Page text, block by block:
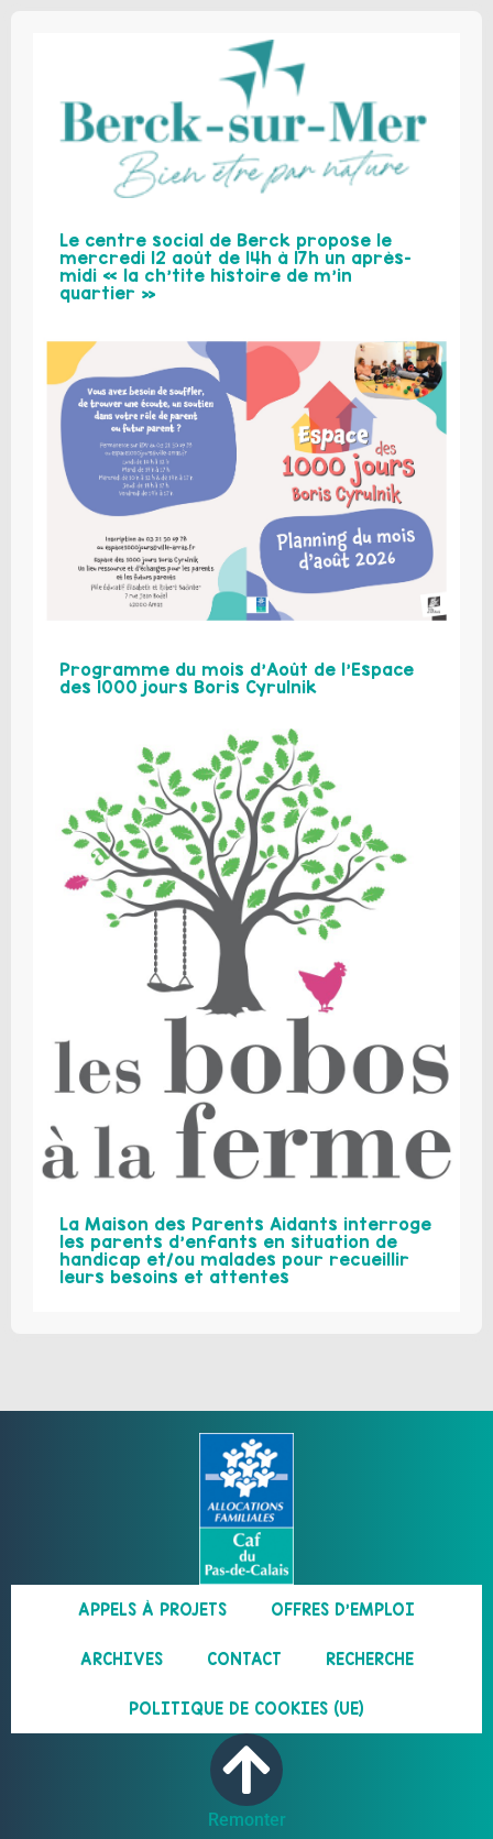
Le centre social de Berck propose le
mercredi 12 août de 14h à 17h un après-
midi « la ch’tite histoire de m’in
quartier »
Programme du mois d’Août de l’Espace
des 1000 jours Boris Cyrulnik
La Maison des Parents Aidants interroge
les parents d’enfants en situation de
handicap et/ou malades pour recueillir
leurs besoins et attentes
APPELS À PROJETS OFFRES D’EMPLOI
ARCHIVES CONTACT RECHERCHE
POLITIQUE DE COOKIES (UE)
Remonter